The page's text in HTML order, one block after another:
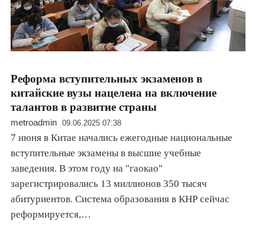
Реформа вступительных экзаменов в
китайские вузы нацелена на включение
талантов в развитие страны
metroadmin 09.06.2025 07:38
7 июня в Китае начались ежегодные национальные
вступительные экзамены в высшие учебные
заведения. В этом году на "гаокао"
зарегистрировались 13 миллионов 350 тысяч
абитуриентов. Система образования в КНР сейчас
реформируется,…